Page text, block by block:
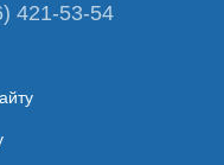
421-53-54